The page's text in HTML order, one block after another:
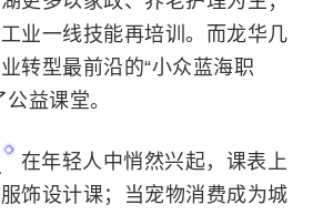
业一线技能再培训。而龙华几
转型最前沿的“小众蓝海职
益课堂。
在年轻人中悄然兴起，课表上
饰设计课；当宠物消费成为城